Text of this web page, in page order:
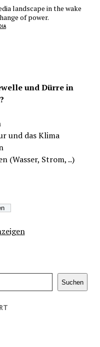
landscape in the wake
of power.
und Dürre in
und das Klima
(Wasser, Strom, ..)
Suchen